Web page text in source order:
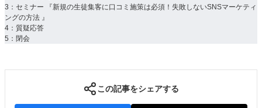
3：セミナー 『新規の生徒集客に口コミ施策は必須！失敗しないSNSマーケティ
ングの方法 』
4：質疑応答
5：閉会
この記事をシェアする